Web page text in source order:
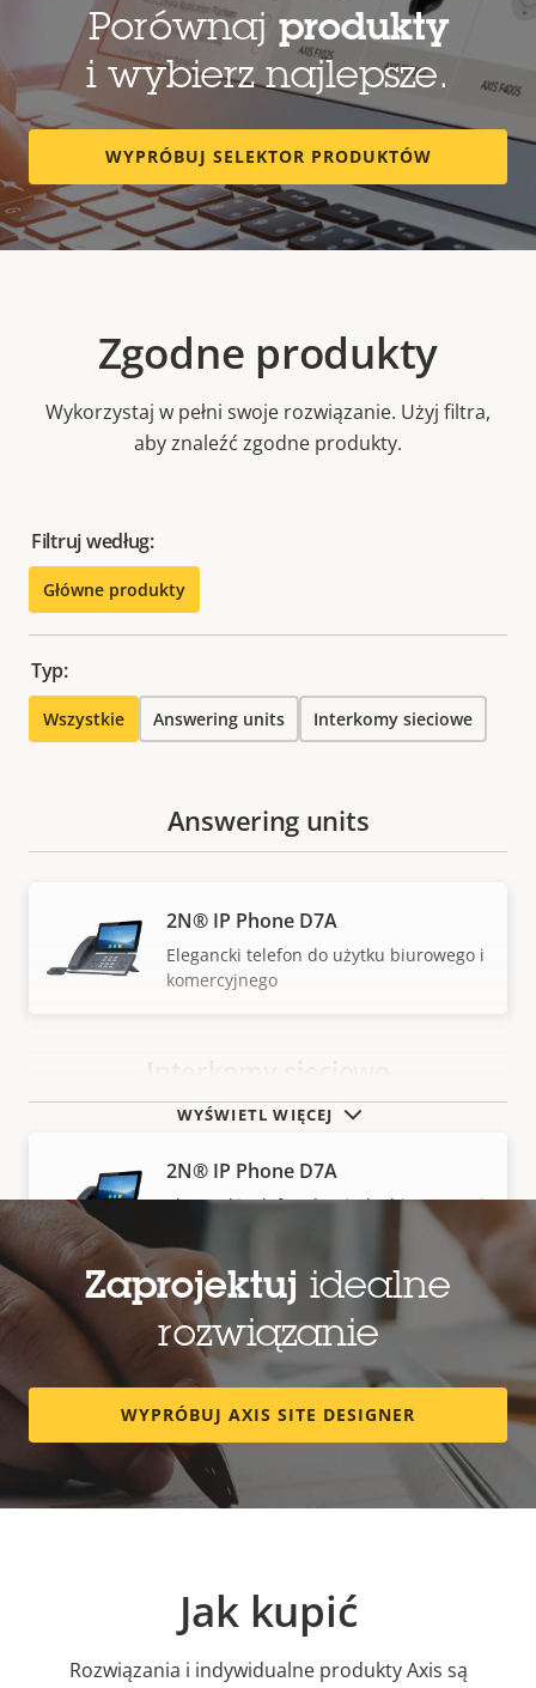
Porównaj produkty
i wybierz najlepsze.
WYPRÓBUJ SELEKTOR PRODUKTÓW
Zgodne produkty
Wykorzystaj w pełni swoje rozwiązanie. Użyj filtra,
aby znaleźć zgodne produkty.
Filtruj według:
Główne produkty
Typ:
Wszystkie Answering units Interkomy sieciowe
WYŚWIETL WIĘCEJ
Answering units
2N® IP Phone D7A
Elegancki telefon do użytku biurowego i
komercyjnego
2N® IP Phone D7A
Elegancki telefon do użytku biurowego i
Zaprojektuj idealne
rozwiązanie
WYPRÓBUJ AXIS SITE DESIGNER
Jak kupić
Rozwiązania i indywidualne produkty Axis są